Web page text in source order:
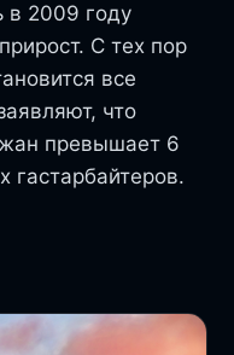
в 2009 году
С тех пор
все
что
превышает 6
гастарбайтеров.